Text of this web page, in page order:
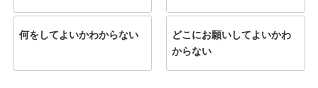
何をしてよいかわからない
どこにお願いしてよいかわ
からない